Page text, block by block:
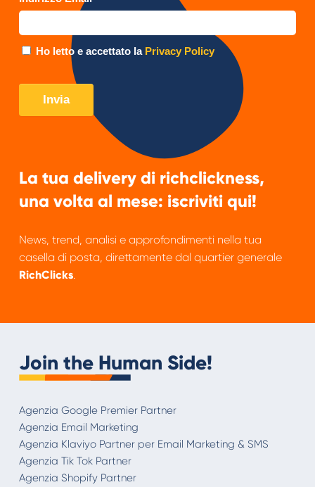
La tua delivery di richclickness,
una volta al mese: iscriviti qui!
News, trend, analisi e approfondimenti nella tua
casella di posta, direttamente dal quartier generale
RichClicks.
Join the Human Side!
Agenzia Google Premier Partner
Agenzia Email Marketing
Agenzia Klaviyo Partner per Email Marketing & SMS
Agenzia Tik Tok Partner
Agenzia Shopify Partner